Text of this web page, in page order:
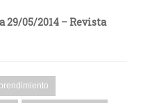
29/05/2014 – Revista